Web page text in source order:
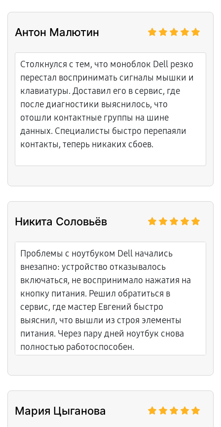
Антон Малютин
Столкнулся с тем, что моноблок Dell резко
перестал воспринимать сигналы мышки и
клавиатуры. Доставил его в сервис, где
после диагностики выяснилось, что
отошли контактные группы на шине
данных. Специалисты быстро перепаяли
контакты, теперь никаких сбоев.
Никита Соловьёв
Проблемы с ноутбуком Dell начались
внезапно: устройство отказывалось
включаться, не воспринимало нажатия на
кнопку питания. Решил обратиться в
сервис, где мастер Евгений быстро
выяснил, что вышли из строя элементы
питания. Через пару дней ноутбук снова
полностью работоспособен.
Мария Цыганова